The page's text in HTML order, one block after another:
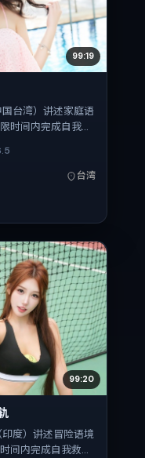
99:19
国台湾）讲述家庭语
时间内完成自我救
藤樱、孙艺珍的表
06-01 起陆续登
台湾
99:20
度）讲述冒险语境
间内完成自我救